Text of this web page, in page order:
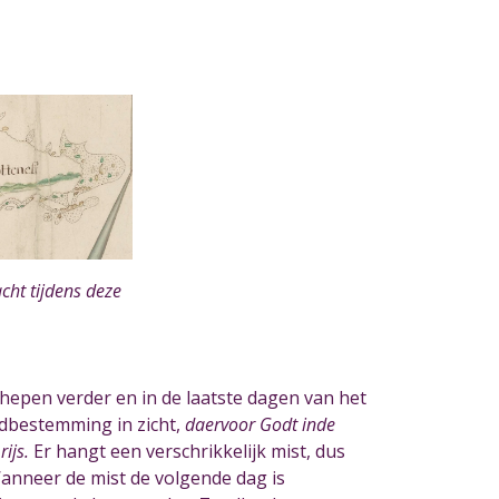
tijdens deze
verder en in de laatste dagen van het
in zicht, daervoor Godt inde
Er hangt een verschrikkelijk mist, dus
de mist de volgende dag is